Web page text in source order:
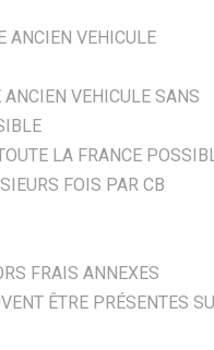
ANCIEN VEHICULE
ANCIEN VEHICULE SANS
LA FRANCE
FOIS PAR CB
FRAIS ANNEXES
ÊTRE PRÉSENTES